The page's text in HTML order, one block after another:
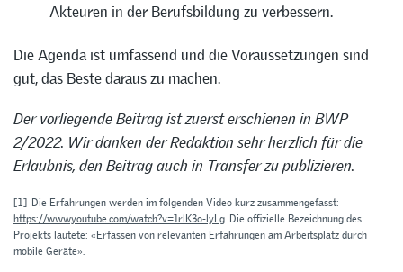
Akteuren in der Berufsbildung zu verbessern.
Die Agenda ist umfassend und die Voraussetzungen sind
gut, das Beste daraus zu machen.
Der vorliegende Beitrag ist zuerst erschienen in BWP
2/2022. Wir danken der Redaktion sehr herzlich für die
Erlaubnis, den Beitrag auch in Transfer zu publizieren.
[1] Die Erfahrungen werden im folgenden Video kurz zusammengefasst:
https://www.youtube.com/watch?v=1rlK3o-lyLg. Die offizielle Bezeichnung des
Projekts lautete: «Erfassen von relevanten Erfahrungen am Arbeitsplatz durch
mobile Geräte».